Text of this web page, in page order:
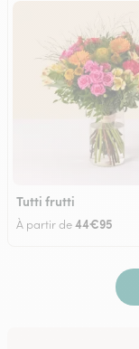
Tutti frutti
À partir de44€95